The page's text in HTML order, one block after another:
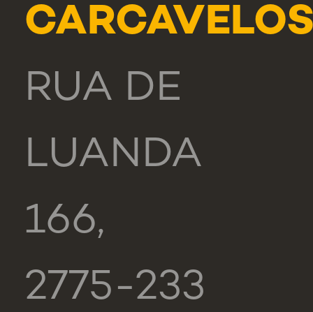
RUA DE
LUANDA
166,
2775-233